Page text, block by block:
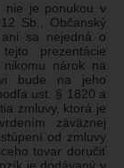
nie je ponukou v
Sb., Občanský
sa nejedná o
prezentácie
nárok na
bude na jeho
ust. § 1820 a
zmluvy, ktorá je
záväznej
od zmluvy
tovar doručiť